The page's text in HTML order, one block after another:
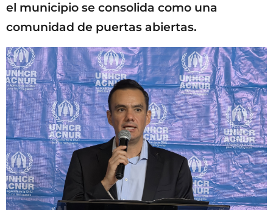
el municipio se consolida como una
comunidad de puertas abiertas.